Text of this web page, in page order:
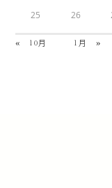
25 26
« 10月 1月 »